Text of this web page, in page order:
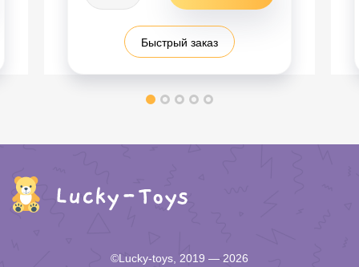
Быстрый заказ
©Lucky-toys, 2019 — 2026